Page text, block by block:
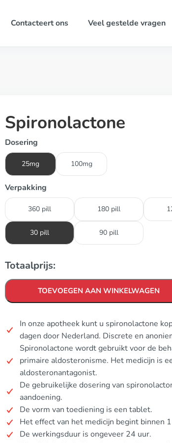
Contacteert ons Veel gestelde vragen
Spironolactone
Dosering
25mg 100mg
Verpakking
360 pill 180 pill
30 pill 90 pill
Totaalprijs:
TOEVOEGEN AAN WINKELWAGEN
In onze apotheek kunt u spironolactone
dagen door Nederland. Discrete en
Spironolactone wordt gebruikt voor de
primaire aldosteronisme. Het medicijn is
aldosteronantagonist.
De gebruikelijke dosering van
aandoening.
De vorm van toediening is een tablet.
Het effect van het medicijn begint binnen
De werkingsduur is ongeveer 24 uur.